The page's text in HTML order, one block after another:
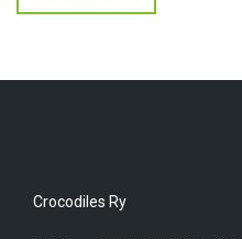
Crocodiles Ry